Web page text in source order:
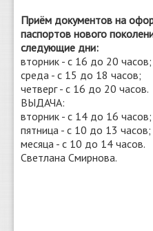
Приём документов на
паспортов нового
следующие дни:
вторник - с 16 до 20 часов;
среда - с 15 до 18 часов;
четверг - с 16 до 20 часов.
ВЫДАЧА:
вторник - с 14 до 16
пятница - с 10 до 13
месяца - с 10 до 14 часов.
Светлана Смирнова.